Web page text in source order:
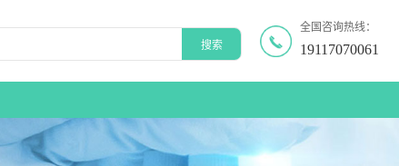
全国咨询热线：
19117070061